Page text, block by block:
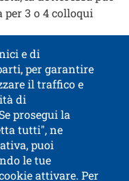
3 o 4 colloqui
e di
per garantire
il traffico e
di
prosegui la
tutti", ne
puoi
le tue
attivare. Per
Trento